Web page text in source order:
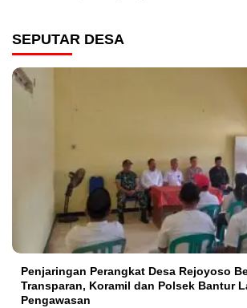
SEPUTAR DESA
Penjaringan Perangkat Desa Rejoyoso
Transparan, Koramil dan Polsek Bantur
Pengawasan